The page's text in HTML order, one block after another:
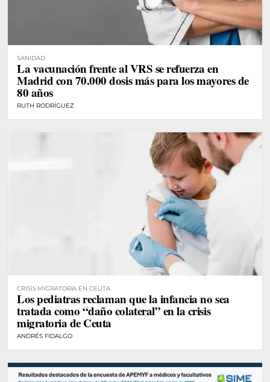
SANIDAD
La vacunación frente al VRS se refuerza en
Madrid con 70.000 dosis más para los mayores de
80 años
RUTH RODRÍGUEZ
CRISIS MIGRATORIA EN CEUTA
Los pediatras reclaman que la infancia no sea
tratada como “daño colateral” en la crisis
migratoria de Ceuta
ANDRÉS FIDALGO